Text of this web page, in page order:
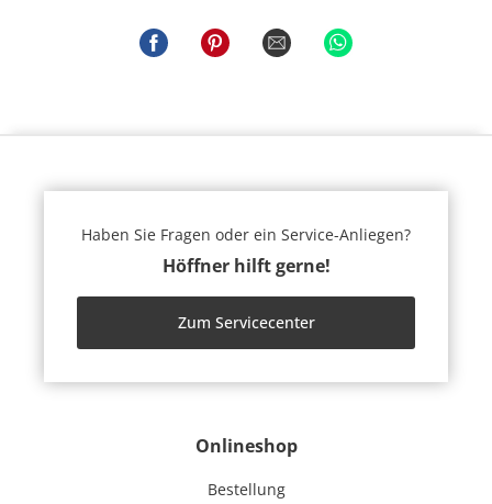
Onlineshop
Bestellung
Haben Sie Fragen oder ein Service-Anliegen?
Höffner hilft gerne!
Zum Servicecenter